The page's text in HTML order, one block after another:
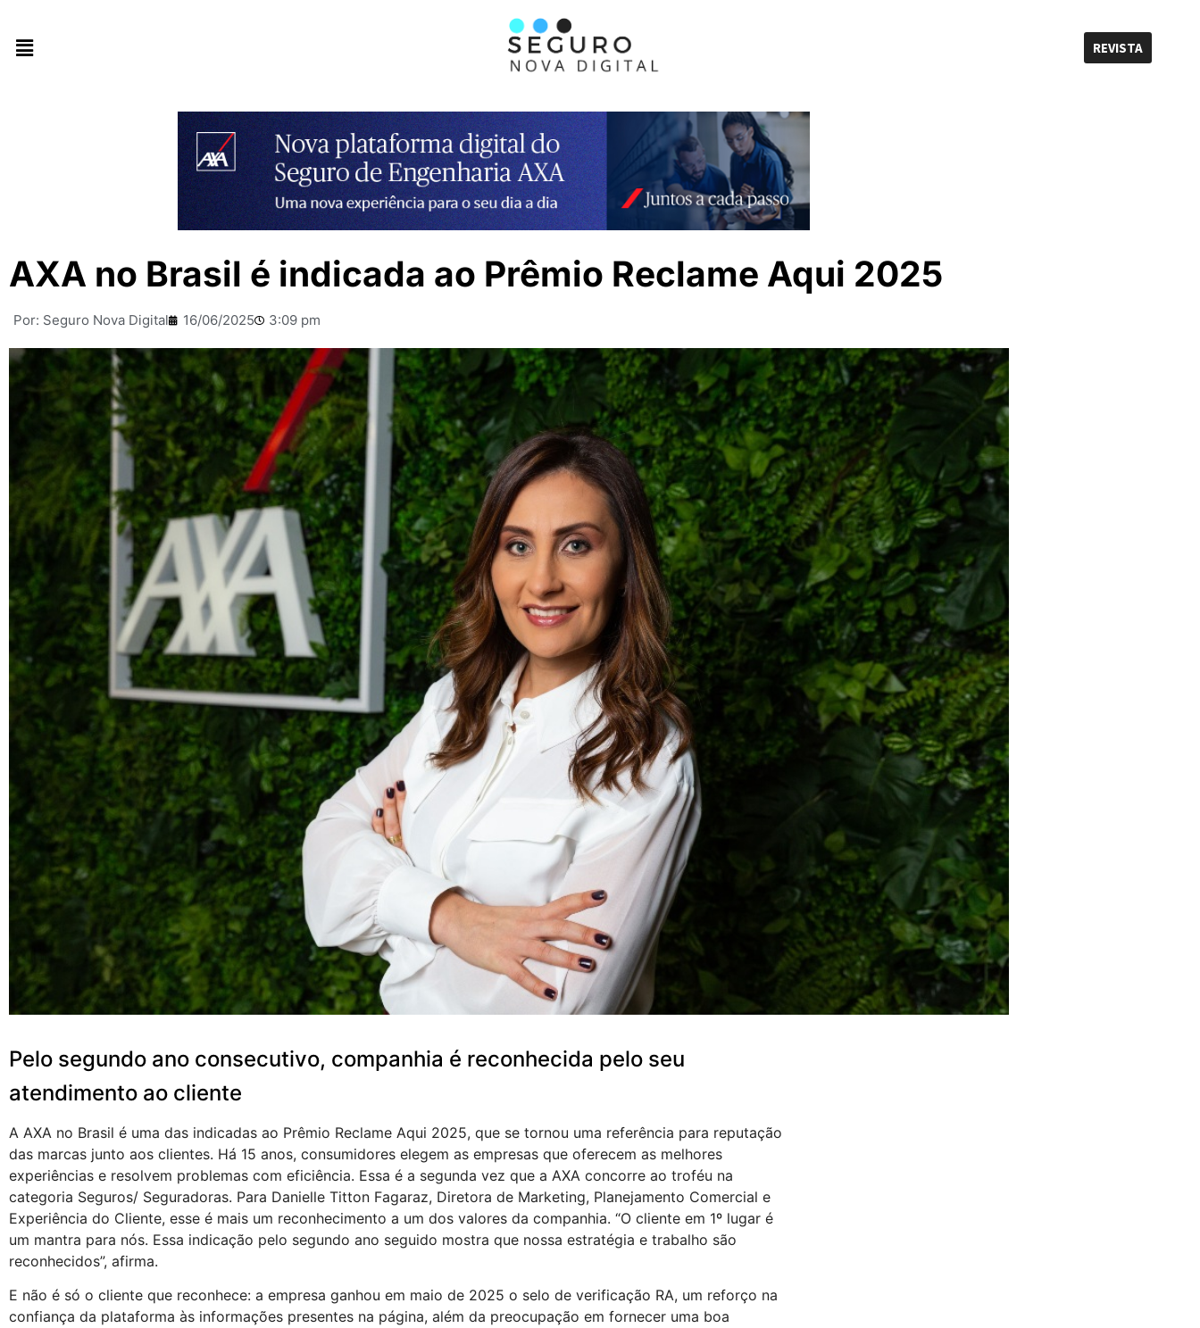
REVISTA
AXA no Brasil é indicada ao Prêmio Reclame Aqui 2025
Por: Seguro Nova Digital 16/06/2025 3:09 pm
Pelo segundo ano consecutivo, companhia é reconhecida pelo seu
atendimento ao cliente
A AXA no Brasil é uma das indicadas ao Prêmio Reclame Aqui 2025, que se tornou uma referência para reputação
das marcas junto aos clientes. Há 15 anos, consumidores elegem as empresas que oferecem as melhores
experiências e resolvem problemas com eficiência. Essa é a segunda vez que a AXA concorre ao troféu na
categoria Seguros/ Seguradoras. Para Danielle Titton Fagaraz, Diretora de Marketing, Planejamento Comercial e
Experiência do Cliente, esse é mais um reconhecimento a um dos valores da companhia. “O cliente em 1º lugar é
um mantra para nós. Essa indicação pelo segundo ano seguido mostra que nossa estratégia e trabalho são
reconhecidos”, afirma.
E não é só o cliente que reconhece: a empresa ganhou em maio de 2025 o selo de verificação RA, um reforço na
confiança da plataforma às informações presentes na página, além da preocupação em fornecer uma boa